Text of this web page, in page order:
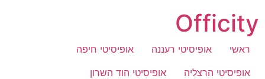
לתוכן
Officity
ראשי אופיסיטי רעננה
אופיסיטי חיפה
אופיסיטי הרצליה
אופיסיטי הוד השרון